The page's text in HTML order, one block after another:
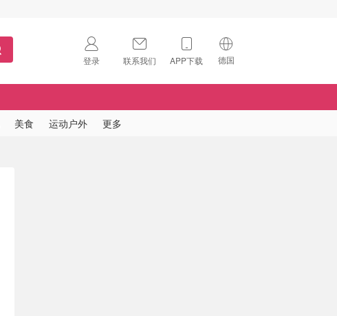
登录 联系我们 APP下载 德国
🇺🇸
美食 运动户外 更多